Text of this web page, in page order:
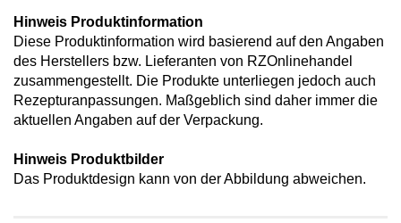
Hinweis Produktinformation
Diese Produktinformation wird basierend auf den Angaben
des Herstellers bzw. Lieferanten von RZOnlinehandel
zusammengestellt. Die Produkte unterliegen jedoch auch
Rezepturanpassungen. Maßgeblich sind daher immer die
aktuellen Angaben auf der Verpackung.
Hinweis Produktbilder
Das Produktdesign kann von der Abbildung abweichen.